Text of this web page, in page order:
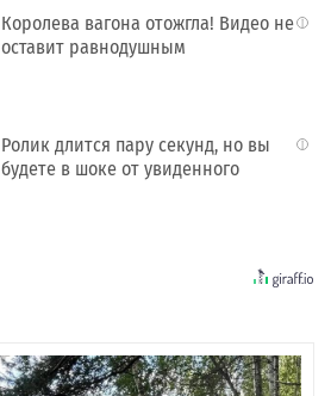
i
Королева вагона отожгла! Видео не
оставит равнодушным
i
Ролик длится пару секунд, но вы
будете в шоке от увиденного